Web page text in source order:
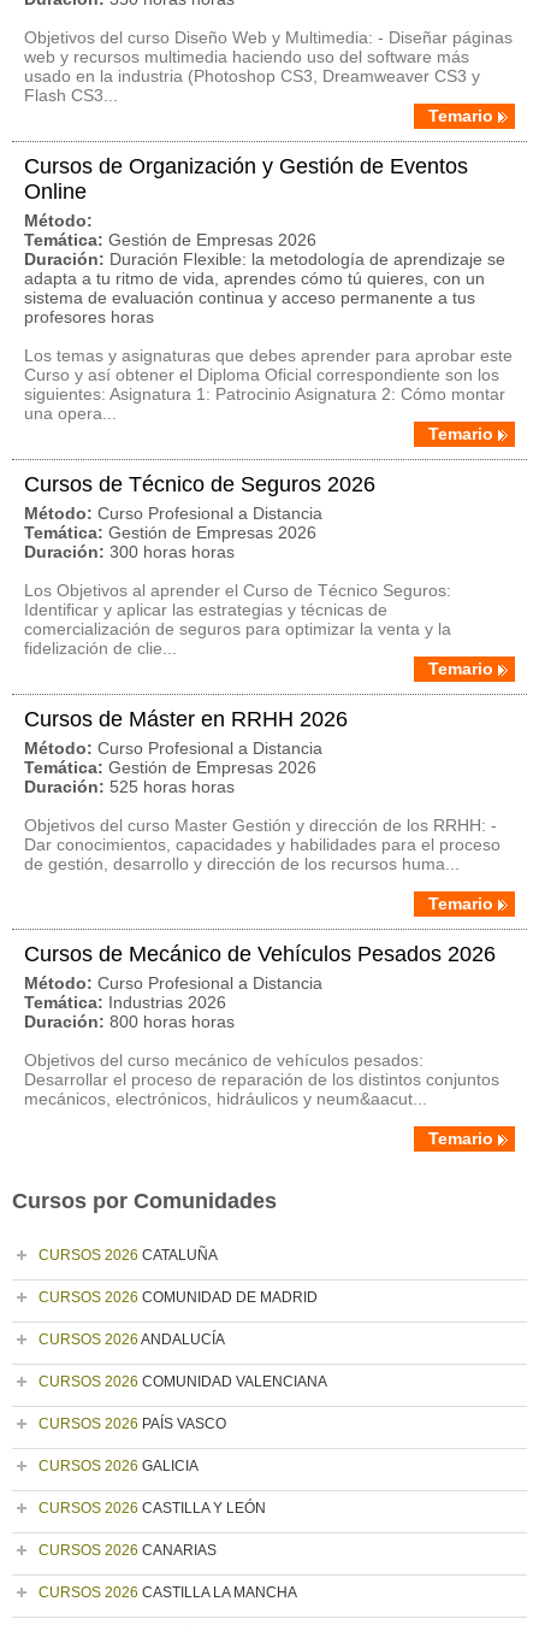
Objetivos del curso Diseño Web y Multimedia: - Diseñar páginas
web y recursos multimedia haciendo uso del software más
usado en la industria (Photoshop CS3, Dreamweaver CS3 y
Flash CS3...
Temario
Cursos de Organización y Gestión de Eventos
Online
Método:
Temática: Gestión de Empresas 2026
Duración: Duración Flexible: la metodología de aprendizaje se
adapta a tu ritmo de vida, aprendes cómo tú quieres, con un
sistema de evaluación continua y acceso permanente a tus
profesores horas
Los temas y asignaturas que debes aprender para aprobar este
Curso y así obtener el Diploma Oficial correspondiente son los
siguientes: Asignatura 1: Patrocinio Asignatura 2: Cómo montar
una opera...
Temario
Cursos de Técnico de Seguros 2026
Método: Curso Profesional a Distancia
Temática: Gestión de Empresas 2026
Duración: 300 horas horas
Los Objetivos al aprender el Curso de Técnico Seguros:
Identificar y aplicar las estrategias y técnicas de
comercialización de seguros para optimizar la venta y la
fidelización de clie...
Temario
Cursos de Máster en RRHH 2026
Método: Curso Profesional a Distancia
Temática: Gestión de Empresas 2026
Duración: 525 horas horas
Objetivos del curso Master Gestión y dirección de los RRHH: -
Dar conocimientos, capacidades y habilidades para el proceso
de gestión, desarrollo y dirección de los recursos huma...
Temario
Cursos de Mecánico de Vehículos Pesados 2026
Método: Curso Profesional a Distancia
Temática: Industrias 2026
Duración: 800 horas horas
Objetivos del curso mecánico de vehículos pesados:
Desarrollar el proceso de reparación de los distintos conjuntos
mecánicos, electrónicos, hidráulicos y neum&aacut...
Temario
Cursos por Comunidades
CURSOS 2026 CATALUÑA
CURSOS 2026 COMUNIDAD DE MADRID
CURSOS 2026 ANDALUCÍA
CURSOS 2026 COMUNIDAD VALENCIANA
CURSOS 2026 PAÍS VASCO
CURSOS 2026 GALICIA
CURSOS 2026 CASTILLA Y LEÓN
CURSOS 2026 CANARIAS
CURSOS 2026 CASTILLA LA MANCHA